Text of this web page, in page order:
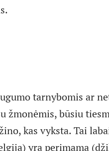
tarnybomis ar
žmonėmis, būsiu
kas vyksta. Tai
yra perimama